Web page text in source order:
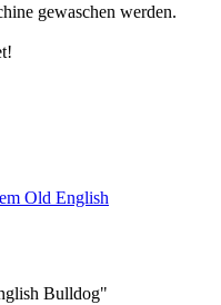
gewaschen werden.
Bulldog"